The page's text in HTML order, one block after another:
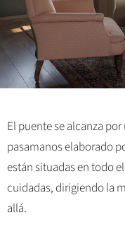
El puente se alcanza
pasamanos elaborado
están situadas en todo
cuidadas, dirigiendo la
allá.